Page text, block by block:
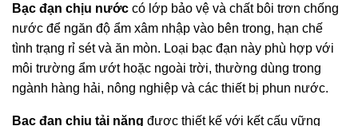
Bạc đạn chịu nước có lớp bảo vệ và chất bôi trơn chống
nước để ngăn độ ẩm xâm nhập vào bên trong, hạn chế
tình trạng rỉ sét và ăn mòn. Loại bạc đạn này phù hợp với
môi trường ẩm ướt hoặc ngoài trời, thường dùng trong
ngành hàng hải, nông nghiệp và các thiết bị phun nước.
Bạc đạn chịu tải nặng được thiết kế với kết cấu vững